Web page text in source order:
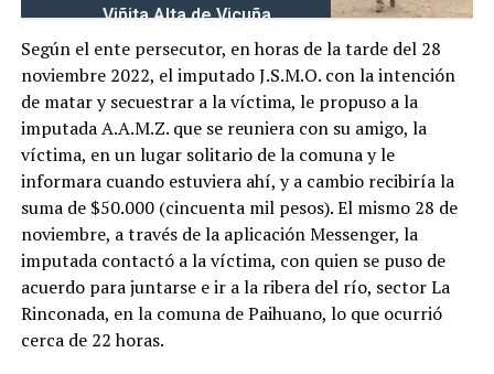
Viñita Alta de Vicuña
Según el ente persecutor, en horas de la tarde del 28
noviembre 2022, el imputado J.S.M.O. con la intención
de matar y secuestrar a la víctima, le propuso a la
imputada A.A.M.Z. que se reuniera con su amigo, la
víctima, en un lugar solitario de la comuna y le
informara cuando estuviera ahí, y a cambio recibiría la
suma de $50.000 (cincuenta mil pesos). El mismo 28 de
noviembre, a través de la aplicación Messenger, la
imputada contactó a la víctima, con quien se puso de
acuerdo para juntarse e ir a la ribera del río, sector La
Rinconada, en la comuna de Paihuano, lo que ocurrió
cerca de 22 horas.